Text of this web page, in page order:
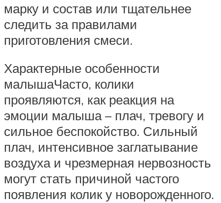
марку и состав или тщательнее
следить за правилами
приготовления смеси.
Характерные особенности
малышаЧасто, колики
проявляются, как реакция на
эмоции малыша – плач, тревогу и
сильное беспокойство. Сильный
плач, интенсивное заглатывание
воздуха и чрезмерная нервозность
могут стать причиной частого
появления колик у новорожденного.